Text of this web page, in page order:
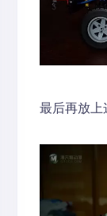
最后再放上